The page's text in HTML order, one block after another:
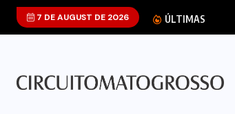
7 DE AUGUST DE 2026 ÚLTIMAS